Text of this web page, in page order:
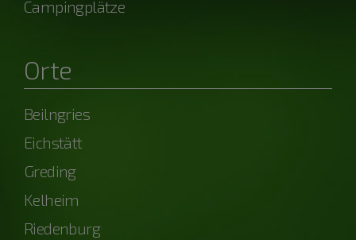
Campingplätze
Orte
Beilngries
Eichstätt
Greding
Kelheim
Riedenburg